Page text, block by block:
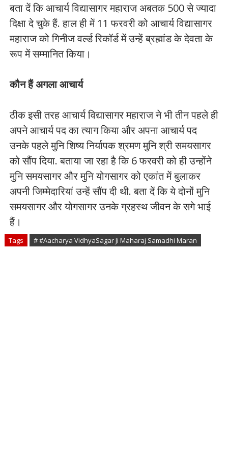
बता दें कि आचार्य विद्यासागर महाराज अबतक 500 से ज्यादा
दिक्षा दे चुके हैं. हाल ही में 11 फरवरी को आचार्य विद्यासागर
महाराज को गिनीज वर्ल्ड रिकॉर्ड में उन्हें ब्रह्मांड के देवता के
रूप में सम्मानित किया।
कौन हैं अगला आचार्य
ठीक इसी तरह आचार्य विद्यासागर महाराज ने भी तीन पहले ही
अपने आचार्य पद का त्याग किया और अपना आचार्य पद
उनके पहले मुनि शिष्य निर्यापक श्रमण मुनि श्री समयसागर
को सौंप दिया. बताया जा रहा है कि 6 फरवरी को ही उन्होंने
मुनि समयसागर और मुनि योगसागर को एकांत में बुलाकर
अपनी जिम्मेदारियां उन्हें सौंप दी थी. बता दें कि ये दोनों मुनि
समयसागर और योगसागर उनके ग्रहस्थ जीवन के सगे भाई
हैं।
Tags # #Aacharya VidhyaSagar Ji Maharaj Samadhi Maran